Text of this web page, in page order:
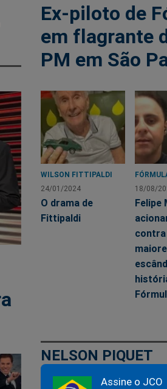
Assine o JCO
Ex-piloto de
em flagrante
PM em São
WILSON FITTIPALDI
24/01/2024
O drama de
Fittipaldi
18/08/
Felipe
contra
NELSON PIQUET